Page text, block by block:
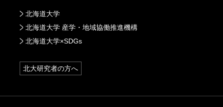
北海道大学
北海道大学 産学・地域協働推進機構
北海道大学×SDGs
北大研究者の方へ